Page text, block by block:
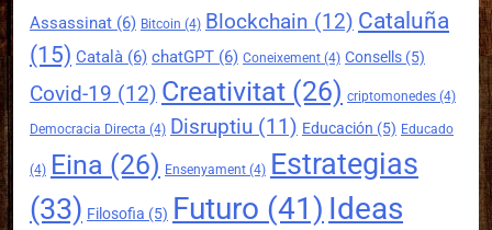
Assassinat (6) Bitcoin (4) Blockchain (12) Cataluña
(15) Català (6) chatGPT (6) Coneixement (4) Consells (5)
Covid-19 (12) Creativitat (26) criptomonedes (4)
Democracia Directa (4) Disruptiu (11) Educación (5) Educado
(4) Eina (26) Ensenyament (4) Estrategias
(33) Filosofia (5) Futuro (41) Ideas